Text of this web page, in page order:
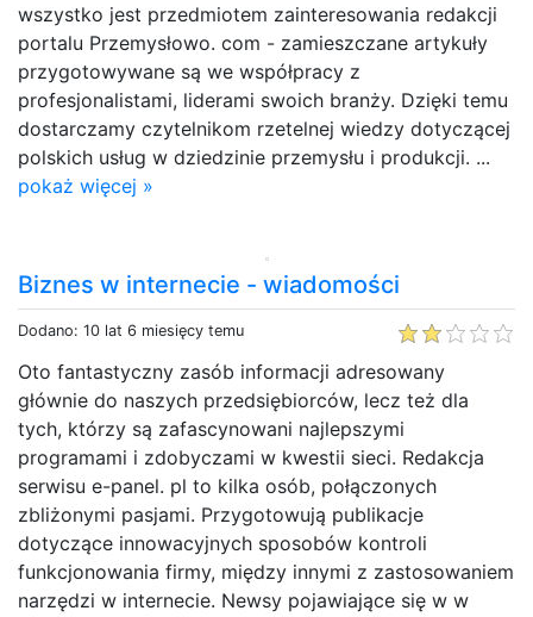
wszystko jest przedmiotem zainteresowania redakcji
portalu Przemysłowo. com - zamieszczane artykuły
przygotowywane są we współpracy z
profesjonalistami, liderami swoich branży. Dzięki temu
dostarczamy czytelnikom rzetelnej wiedzy dotyczącej
polskich usług w dziedzinie przemysłu i produkcji. ...
pokaż więcej »
Biznes w internecie - wiadomości
Dodano: 10 lat 6 miesięcy temu
Oto fantastyczny zasób informacji adresowany
głównie do naszych przedsiębiorców, lecz też dla
tych, którzy są zafascynowani najlepszymi
programami i zdobyczami w kwestii sieci. Redakcja
serwisu e-panel. pl to kilka osób, połączonych
zbliżonymi pasjami. Przygotowują publikacje
dotyczące innowacyjnych sposobów kontroli
funkcjonowania firmy, między innymi z zastosowaniem
narzędzi w internecie. Newsy pojawiające się w w